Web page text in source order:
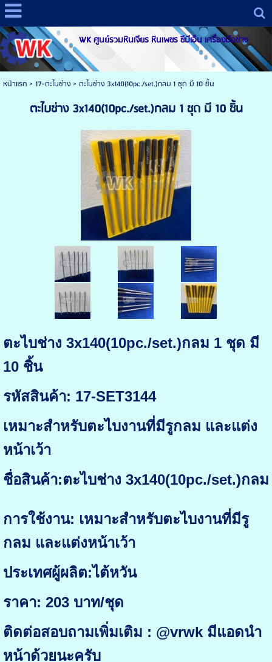
WK ศูนย์รวมหินเจียร หินเพชร ซีบีเอ็น เครื่องมือช่าง
หน้าแรก> 17-ตะไบช่าง> ตะไบช่าง 3x140(10pc./set.)กลม 1 ชุด มี 10 ชิ้น
ตะไบช่าง 3x140(10pc./set.)กลม 1 ชุด มี 10 ชิ้น
ตะไบช่าง 3x140(10pc./set.)กลม 1 ชุด มี
10 ชิ้น
รหัสสินค้า: 17-SET3144
เหมาะสำหรับตะไบงานที่มีรูกลม และแต่ง
หน้าเว้า
ชื่อสินค้า:ตะไบช่าง 3x140(10pc./set.)กลม
การใช้งาน: เหมาะสำหรับตะไบงานที่มีรู
กลม และแต่งหน้าเว้า
ประเทศผู้ผลิต:ไต้หวัน
ราคา: 203 บาท/ชุด
ติดต่อสอบถามเพิ่มเติม : @vrwk มีแอดนำ
หน้าด้วยนะครับ